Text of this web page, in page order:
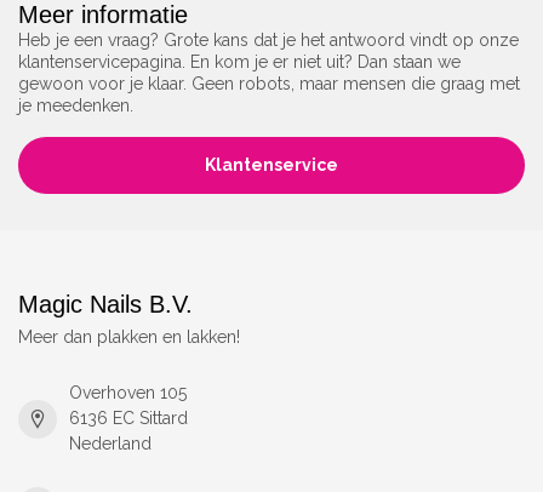
Meer informatie
Heb je een vraag? Grote kans dat je het antwoord vindt op onze
klantenservicepagina. En kom je er niet uit? Dan staan we
gewoon voor je klaar. Geen robots, maar mensen die graag met
je meedenken.
Klantenservice
Magic Nails B.V.
Meer dan plakken en lakken!
Overhoven 105
6136 EC Sittard
Nederland